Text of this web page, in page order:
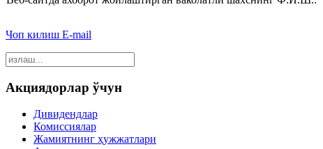
Чоп килиш E-mail
Акциядорлар ўчун
Дивидендлар
Комиссиялар
Жамиятнинг ҳужжатлари